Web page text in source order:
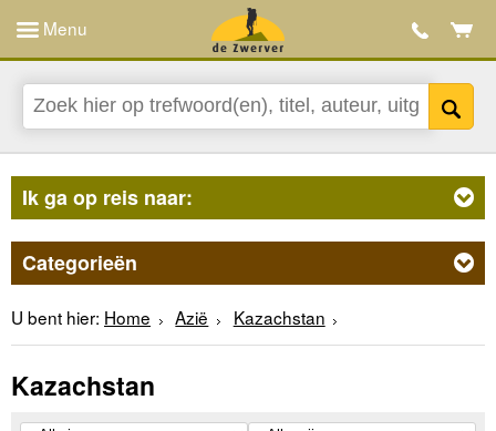
Menu
Ik ga op reis naar:
Categorieën
U bent hier: Home Azië Kazachstan
Kazachstan